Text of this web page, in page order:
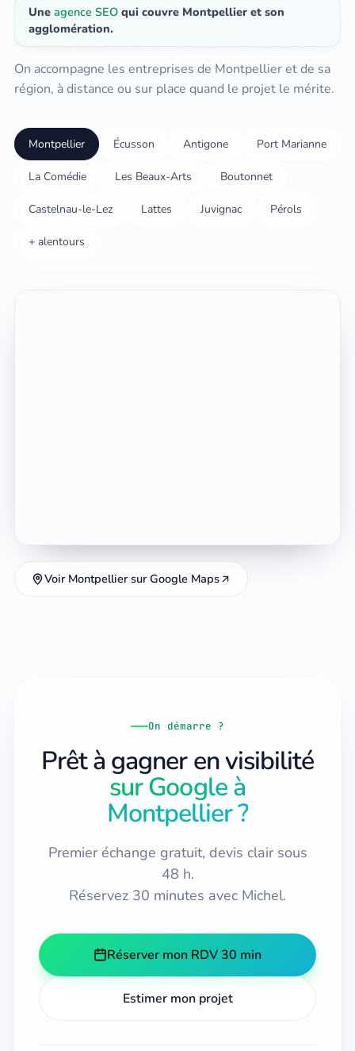
Une agence SEO qui couvre Montpellier et son
agglomération.
On accompagne les entreprises de Montpellier et de sa
région, à distance ou sur place quand le projet le mérite.
Montpellier Écusson Antigone Port Marianne
La Comédie Les Beaux-Arts Boutonnet
Castelnau-le-Lez Lattes Juvignac Pérols
+ alentours
Voir Montpellier sur Google Maps
On démarre ?
Prêt à gagner en visibilité
sur Google à
Montpellier ?
Premier échange gratuit, devis clair sous
48 h.
Réservez 30 minutes avec Michel.
Réserver mon RDV 30 min
Estimer mon projet